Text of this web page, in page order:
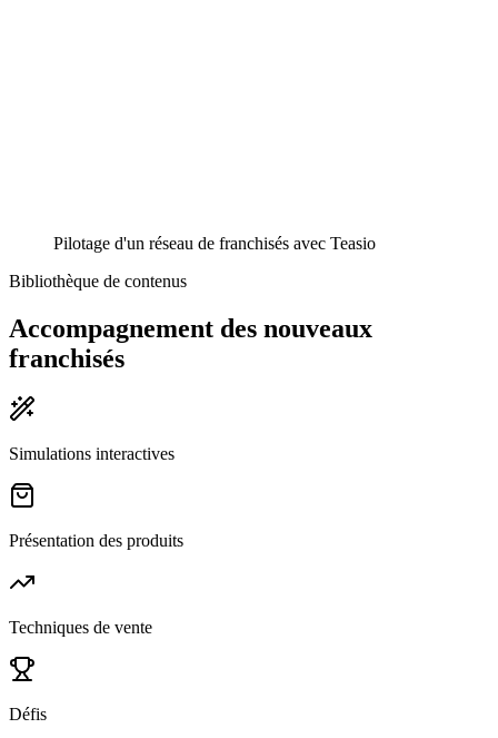
Pilotage d'un réseau de franchisés avec Teasio
Bibliothèque de contenus
Accompagnement des nouveaux
franchisés
Simulations interactives
Présentation des produits
Techniques de vente
Défis